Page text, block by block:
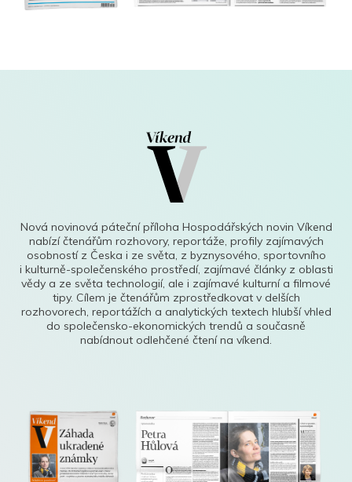
Nová novinová páteční příloha Hospodářských novin Víkend
nabízí čtenářům rozhovory, reportáže, profily zajímavých
osobností z Česka i ze světa, z byznysového, sportovního
i kulturně-společenského prostředí, zajímavé články z oblasti
vědy a ze světa technologií, ale i zajímavé kulturní a filmové
tipy. Cílem je čtenářům zprostředkovat v delších
rozhovorech, reportážích a analytických textech hlubší vhled
do společensko-ekonomických trendů a současně
nabídnout odlehčené čtení na víkend.